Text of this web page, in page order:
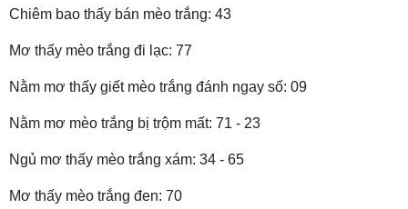
Chiêm bao thấy bán mèo trắng: 43
Mơ thấy mèo trắng đi lạc: 77
Nằm mơ thấy giết mèo trắng đánh ngay số: 09
Nằm mơ mèo trắng bị trộm mất: 71 - 23
Ngủ mơ thấy mèo trắng xám: 34 - 65
Mơ thấy mèo trắng đen: 70